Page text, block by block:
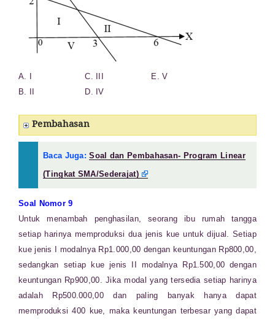
A. I C. III E. V
B. II
D. IV
Pembahasan
Baca Juga:Soal dan Pembahasan- Program Linear
(Tingkat SMA/Sederajat)
Soal Nomor 9
Untuk menambah penghasilan, seorang ibu rumah tangga
setiap harinya memproduksi dua jenis kue untuk dijual. Setiap
kue jenis I modalnya Rp1.000,00 dengan keuntungan Rp800,00,
sedangkan setiap kue jenis II modalnya Rp1.500,00 dengan
keuntungan Rp900,00. Jika modal yang tersedia setiap harinya
adalah Rp500.000,00 dan paling banyak hanya dapat
memproduksi 400 kue, maka keuntungan terbesar yang dapat